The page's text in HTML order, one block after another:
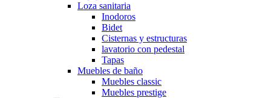
Loza sanitaria
Inodoros
Bidet
Cisternas y estructuras
lavatorio con pedestal
Tapas
Muebles de baño
Muebles classic
Muebles prestige